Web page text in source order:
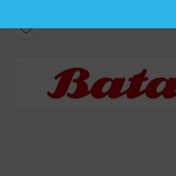
Válido hasta 16 de ago